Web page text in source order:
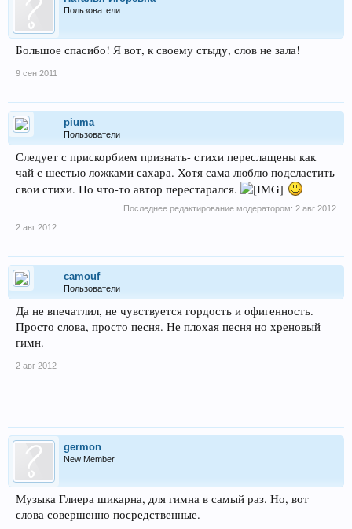
Пользователи
Большое спасибо! Я вот, к своему стыду, слов не зала!
9 сен 2011
piuma
Пользователи
Следует с прискорбием признать- стихи переслащены как
чай с шестью ложками сахара. Хотя сама люблю подсластить
свои стихи. Но что-то автор перестарался.
Последнее редактирование модератором: 2 авг 2012
2 авг 2012
camouf
Пользователи
Да не впечатлил, не чувствуется гордость и офигенность.
Просто слова, просто песня. Не плохая песня но хреновый
гимн.
2 авг 2012
germon
New Member
Музыка Глиера шикарна, для гимна в самый раз. Но, вот
слова совершенно посредственные.